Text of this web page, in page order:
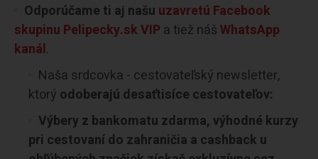
Odporúčame ti aj našu uzavretú Facebook
skupinu Pelipecky.sk VIP a tiež nášWhatsApp
kanál.
Naša srdcovka - cestovateľský newsletter,
ktorý odoberajú desaťtisíce cestovateľov:
Výbery z bankomatu zdarma, výhodné kurzy
pri cestovaní do zahraničia a cashback u